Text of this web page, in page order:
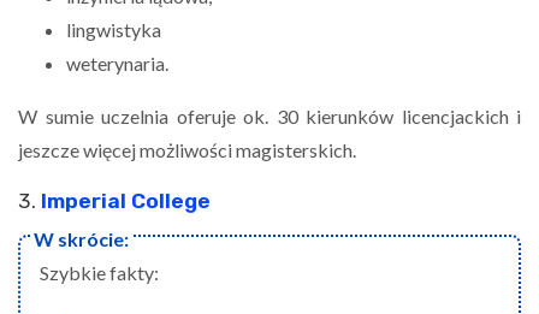
lingwistyka
weterynaria.
W sumie uczelnia oferuje ok. 30 kierunków licencjackich i
jeszcze więcej możliwości magisterskich.
3. Imperial College
Szybkie fakty: